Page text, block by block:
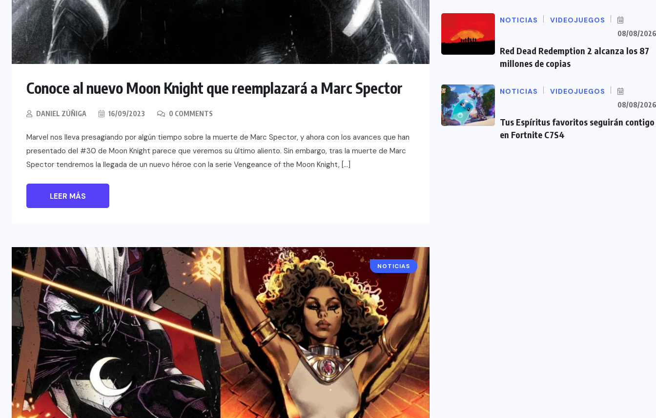
Conoce al nuevo Moon Knight que reemplazará a Marc Spector
DANIEL ZÚÑIGA 16/09/2023 0 COMMENTS
Marvel nos lleva presagiando por algún tiempo sobre la muerte de Marc Spector, y ahora con los avances que han
presentado del #30 de Moon Knight parece que veremos su último aliento. Sin embargo, tras la muerte de Marc
Spector tendremos la llegada de un nuevo héroe con la serie Vengeance of the Moon Knight, […]
LEER MÁS
COMICS
NOTICIAS
NOTICIAS VIDEOJUEGOS
08/08/2026
Red Dead Redemption 2 alcanza los 87
millones de copias
NOTICIAS VIDEOJUEGOS
08/08/2026
Tus Espíritus favoritos seguirán contigo
en Fortnite C7S4